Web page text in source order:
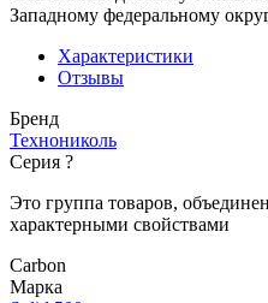
Западному федеральному
Характеристики
Отзывы
Бренд
Технониколь
Серия ?
Это группа товаров,
характерными свойствами
Carbon
Марка